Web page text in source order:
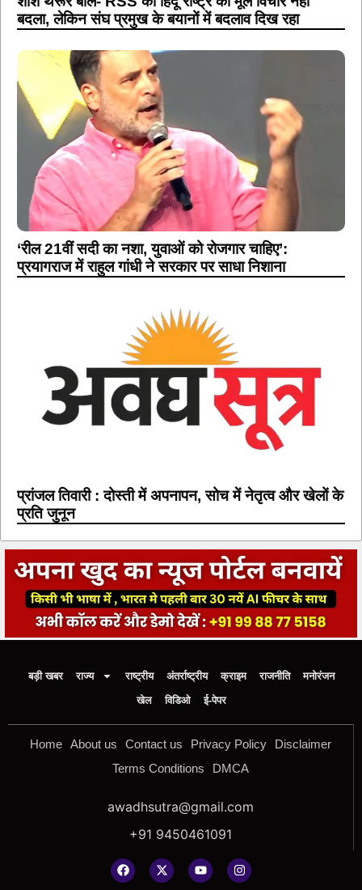
बदला, लेकिन संघ प्रमुख के बयानों में बदलाव दिख रहा
‘रील 21वीं सदी का नशा, युवाओं को रोजगार चाहिए’:
प्रयागराज में राहुल गांधी ने सरकार पर साधा निशाना
प्रांजल तिवारी : दोस्ती में अपनापन, सोच में नेतृत्व और खेलों के
प्रति जुनून
बड़ी खबर राज्य राष्ट्रीय अंतर्राष्ट्रीय क्राइम राजनीति
मनोरंजन
खेल
विडिओ ई-पेपर
Home About us Contact us Privacy Policy
Disclaimer
Terms Conditions
DMCA
awadhsutra@gmail.com
+91 9450461091